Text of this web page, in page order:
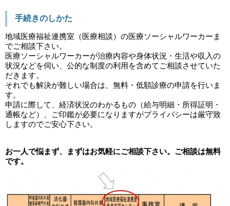
手続きのしかた
地域医療福祉連携室（医療相談）の医療ソーシャルワーカーま
でご相談下さい。
医療ソーシャルワーカーが治療内容や身体状況・生活や収入の
状況などを伺い、公的な制度の利用を含めてご相談させていた
だきます。
それでも解決が難しい場合は、無料・低額診療の申請を行いま
す。
申請に際して、経済状況のわかるもの（給与明細・所得証明・
通帳など）、ご印鑑が必要になりますがプライバシーは厳守致
しますのでご安心下さい。
お一人で悩まず、まずはお気軽にご相談下さい。ご相談は無料
です。